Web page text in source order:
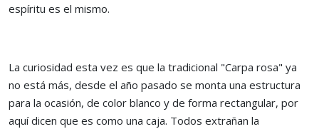
espíritu es el mismo.
La curiosidad esta vez es que la tradicional "Carpa rosa" ya
no está más, desde el año pasado se monta una estructura
para la ocasión, de color blanco y de forma rectangular, por
aquí dicen que es como una caja. Todos extrañan la